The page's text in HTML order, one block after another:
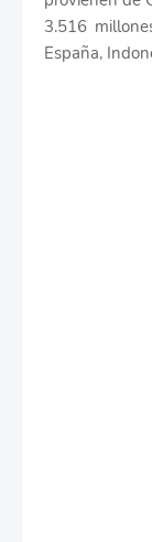
3.516
España,